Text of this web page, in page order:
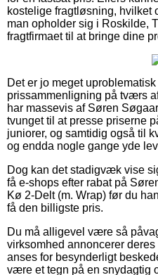
kostelige fragtløsning, hvilket
man opholder sig i Roskilde,
fragtfirmaet til at bringe dine
Det er jo meget
prissammenligning på tværs
har massevis af Søren
tvunget til at presse priserne
juniorer, og samtidig også til
og endda nogle gange yde
Dog kan det stadigvæk vise
få e-shops efter rabat på
Kø 2-Delt (m. Wrap) før du
få den billigste pris.
Du må alligevel være så
virksomhed annoncerer
anses for besynderligt
være et tegn på en snydagtig